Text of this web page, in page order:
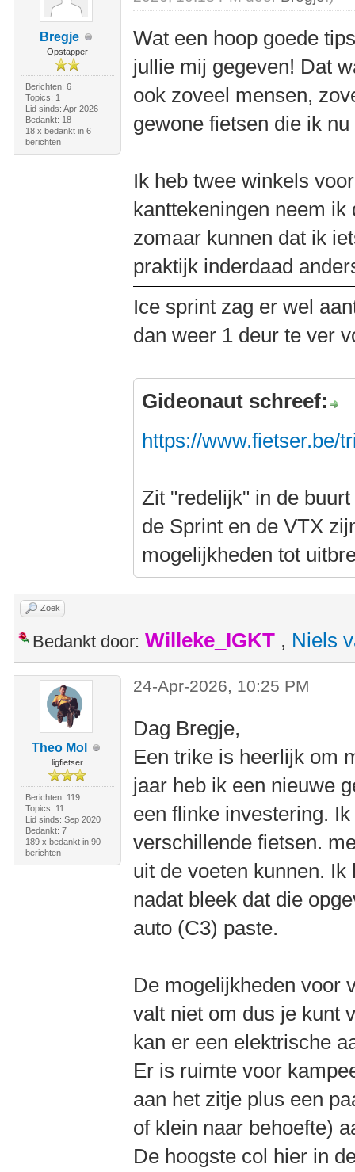
Bregje
Opstapper
Berichten: 6
Topics: 1
Lid sinds: Apr 2026
Bedankt: 18
18 x bedankt in 6
berichten
Wat een hoop goede
jullie mij gegeven! Dat
ook zoveel mensen,
gewone fietsen die ik
Ik heb twee winkels
kanttekeningen neem
zomaar kunnen dat ik
praktijk inderdaad
Ice sprint zag er wel
dan weer 1 deur te ver
Gideonaut schreef:
https://www.fietser.be/
Zit "redelijk" in de
de Sprint en de VTX
mogelijkheden tot
Zoek
Bedankt door: Willeke_IGKT , Niels
Theo Mol
ligfietser
Berichten: 119
Topics: 11
Lid sinds: Sep 2020
Bedankt: 7
189 x bedankt in 90
berichten
24-Apr-2026, 10:25 PM
Dag Bregje,
Een trike is heerlijk om
jaar heb ik een nieuwe
een flinke investering.
verschillende fietsen.
uit de voeten kunnen.
nadat bleek dat die
auto (C3) paste.
De mogelijkheden voor
valt niet om dus je kunt
kan er een elektrische
Er is ruimte voor
aan het zitje plus een
of klein naar behoefte)
De hoogste col hier in